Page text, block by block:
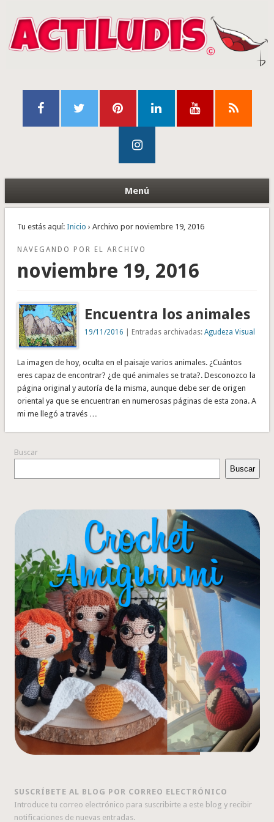
Menú
Tu estás aquí: Inicio › Archivo por noviembre 19, 2016
NAVEGANDO POR EL ARCHIVO
noviembre 19, 2016
Encuentra los animales
19/11/2016 | Entradas archivadas:Agudeza Visual
La imagen de hoy, oculta en el paisaje varios animales. ¿Cuántos
eres capaz de encontrar? ¿de qué animales se trata?. Desconozco la
página original y autoría de la misma, aunque debe ser de origen
oriental ya que se encuentran en numerosas páginas de esta zona. A
mi me llegó a través …
Buscar
Buscar
SUSCRÍBETE AL BLOG POR CORREO ELECTRÓNICO
Introduce tu correo electrónico para suscribirte a este blog y recibir
notificaciones de nuevas entradas.